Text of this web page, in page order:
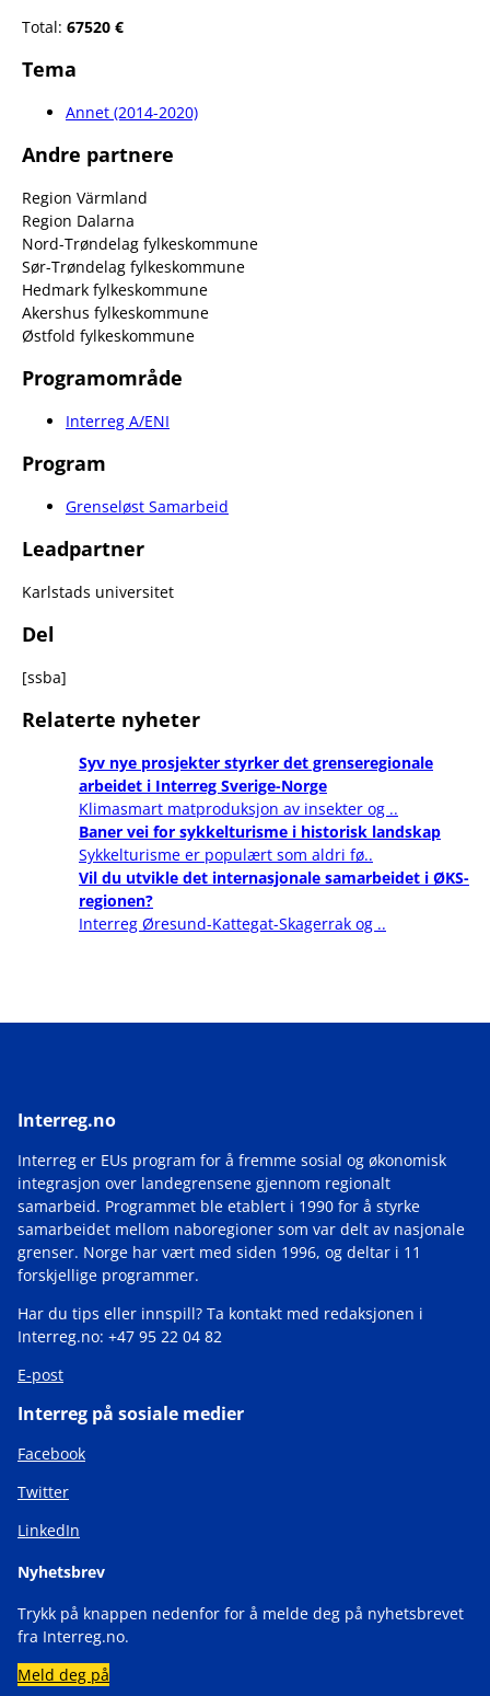
Total: 67520 €
Tema
Annet (2014-2020)
Andre partnere
Region Värmland
Region Dalarna
Nord-Trøndelag fylkeskommune
Sør-Trøndelag fylkeskommune
Hedmark fylkeskommune
Akershus fylkeskommune
Østfold fylkeskommune
Programområde
Interreg A/ENI
Program
Grenseløst Samarbeid
Leadpartner
Karlstads universitet
Del
[ssba]
Relaterte nyheter
Syv nye prosjekter styrker det grenseregionale
arbeidet i Interreg Sverige-Norge
Klimasmart matproduksjon av insekter og ..
Baner vei for sykkelturisme i historisk landskap
Sykkelturisme er populært som aldri fø..
Vil du utvikle det internasjonale samarbeidet i ØKS-
regionen?
Interreg Øresund-Kattegat-Skagerrak og ..
Interreg.no
Interreg er EUs program for å fremme sosial og økonomisk
integrasjon over landegrensene gjennom regionalt
samarbeid. Programmet ble etablert i 1990 for å styrke
samarbeidet mellom naboregioner som var delt av nasjonale
grenser. Norge har vært med siden 1996, og deltar i 11
forskjellige programmer.
Har du tips eller innspill? Ta kontakt med redaksjonen i
Interreg.no: +47 95 22 04 82
E-post
Interreg på sosiale medier
Facebook
Twitter
LinkedIn
Nyhetsbrev
Trykk på knappen nedenfor for å melde deg på nyhetsbrevet
fra Interreg.no.
Meld deg på